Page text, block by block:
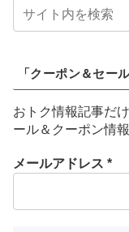
「クーポン＆セー
おトク情報記事だ
ール＆クーポン情
メールアドレス *